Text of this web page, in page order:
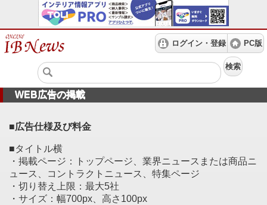
ログイン・登録 PC版
検索
WEB広告の掲載
■広告仕様及び料金
■タイトル横
・掲載ページ：トップページ、業界ニュースまたは商品ニ
ュース、コントラクトニュース、特集ページ
・切り替え上限：最大5社
・サイズ：幅700px、高さ100px